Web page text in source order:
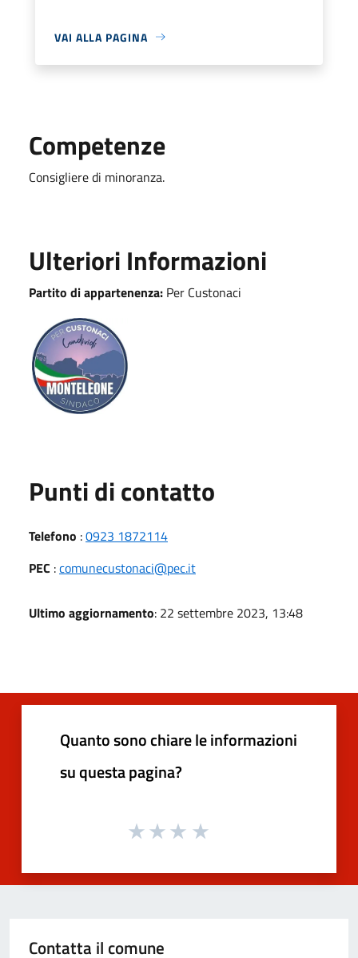
VAI ALLA PAGINA
Competenze
Consigliere di minoranza.
Ulteriori Informazioni
Partito di appartenenza: Per Custonaci
Punti di contatto
Telefono :0923 1872114
PEC :comunecustonaci@pec.it
Ultimo aggiornamento: 22 settembre 2023, 13:48
Quanto sono chiare le informazioni
su questa pagina?
Contatta il comune